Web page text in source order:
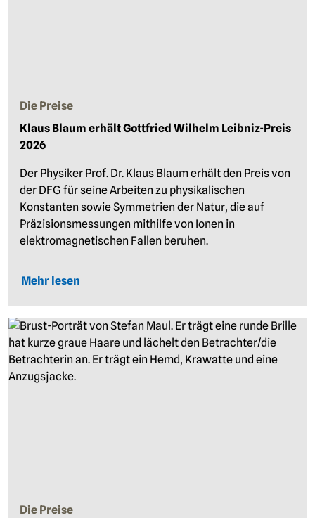
Die Preise
Klaus Blaum erhält Gottfried Wilhelm Leibniz-Preis
2026
Der Physiker Prof. Dr. Klaus Blaum erhält den Preis von
der DFG für seine Arbeiten zu physikalischen
Konstanten sowie Symmetrien der Natur, die auf
Präzisionsmessungen mithilfe von Ionen in
elektromagnetischen Fallen beruhen.
Mehr lesen
Die Preise